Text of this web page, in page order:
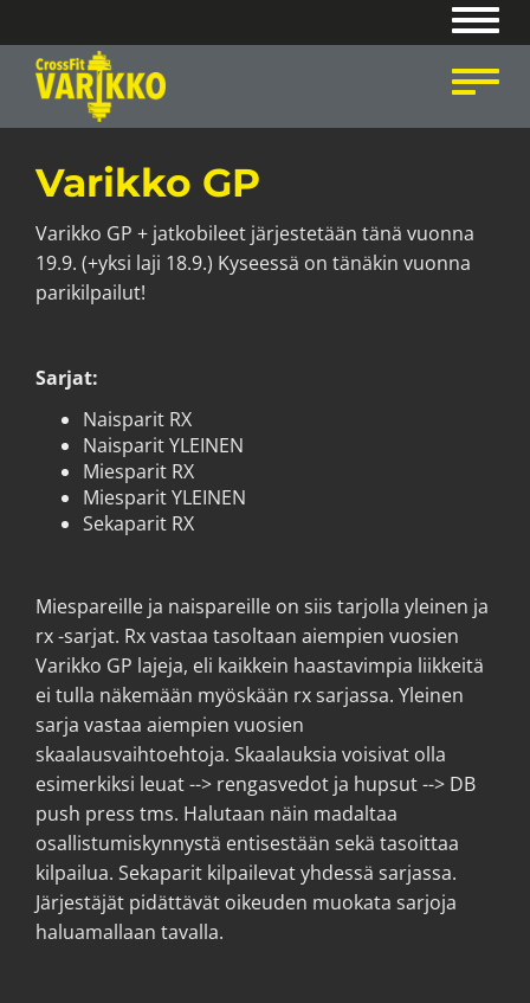
Varikko GP
Varikko GP + jatkobileet järjestetään tänä vuonna
19.9. (+yksi laji 18.9.) Kyseessä on tänäkin vuonna
parikilpailut!
Sarjat:
Naisparit RX
Naisparit YLEINEN
Miesparit RX
Miesparit YLEINEN
Sekaparit RX
Miespareille ja naispareille on siis tarjolla yleinen ja
rx -sarjat. Rx vastaa tasoltaan aiempien vuosien
Varikko GP lajeja, eli kaikkein haastavimpia liikkeitä
ei tulla näkemään myöskään rx sarjassa. Yleinen
sarja vastaa aiempien vuosien
skaalausvaihtoehtoja. Skaalauksia voisivat olla
esimerkiksi leuat --> rengasvedot ja hupsut --> DB
push press tms. Halutaan näin madaltaa
osallistumiskynnystä entisestään sekä tasoittaa
kilpailua. Sekaparit kilpailevat yhdessä sarjassa.
Järjestäjät pidättävät oikeuden muokata sarjoja
haluamallaan tavalla.